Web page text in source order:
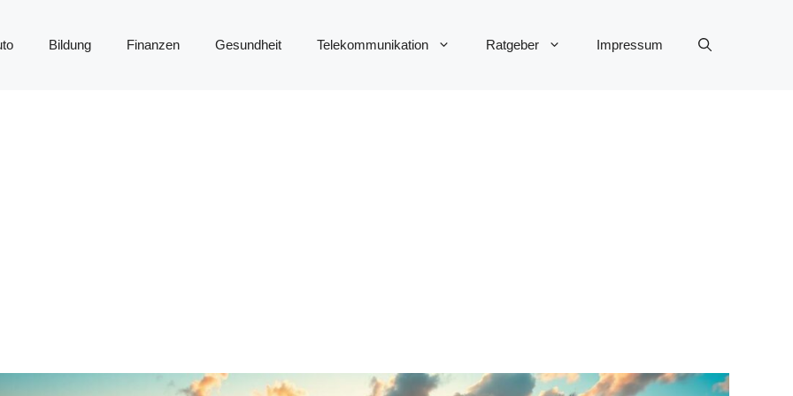
Bildung Finanzen Gesundheit Telekommunikation Ratgeber Impressum